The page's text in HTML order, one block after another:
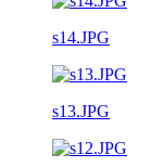
s14.JPG
s13.JPG